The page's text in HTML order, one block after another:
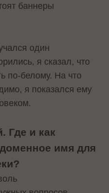
баннеры
один
я сказал, что
по-белому. На что
я показался ему
Где и как
имя для